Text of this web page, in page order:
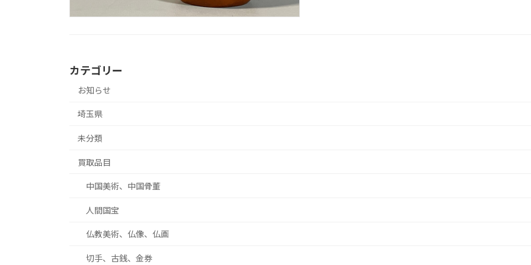
カテゴリー
お知らせ
埼玉県
未分類
買取品目
中国美術、中国骨董
人間国宝
仏教美術、仏像、仏画
切手、古銭、金券